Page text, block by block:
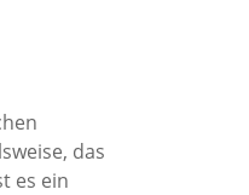
das
es ein